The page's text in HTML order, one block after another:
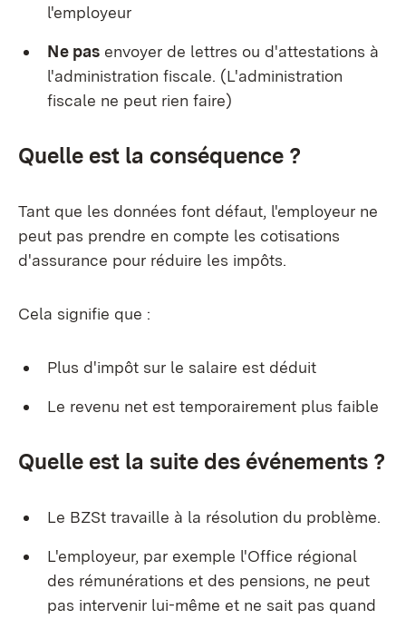
l'employeur
Ne pas envoyer de lettres ou d'attestations à
l'administration fiscale. (L'administration
fiscale ne peut rien faire)
Quelle est la conséquence ?
Tant que les données font défaut, l'employeur ne
peut pas prendre en compte les cotisations
d'assurance pour réduire les impôts.
Cela signifie que :
Plus d'impôt sur le salaire est déduit
Le revenu net est temporairement plus faible
Quelle est la suite des événements ?
Le BZSt travaille à la résolution du problème.
L'employeur, par exemple l'Office régional
des rémunérations et des pensions, ne peut
pas intervenir lui-même et ne sait pas quand